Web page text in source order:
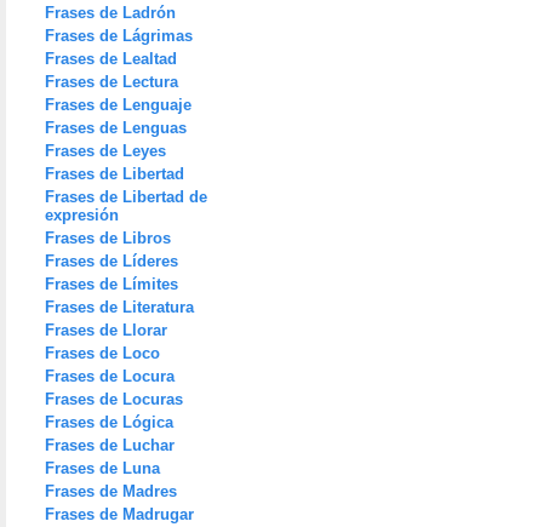
Frases de Ladrón
Frases de Lágrimas
Frases de Lealtad
Frases de Lectura
Frases de Lenguaje
Frases de Lenguas
Frases de Leyes
Frases de Libertad
Frases de Libertad de
expresión
Frases de Libros
Frases de Líderes
Frases de Límites
Frases de Literatura
Frases de Llorar
Frases de Loco
Frases de Locura
Frases de Locuras
Frases de Lógica
Frases de Luchar
Frases de Luna
Frases de Madres
Frases de Madrugar